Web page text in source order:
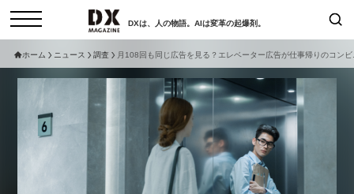
DXは、人の物語。AIは変革の起爆剤。
インタビュー
セミナー ニュース
サービスメニュー 日本オムニチャネル協会
トップページ
検索
現在開催予定のセミナー
ホーム ニュース 調査 月108回も同じ広告を見る？エレベーター広告が仕事帰りのコン